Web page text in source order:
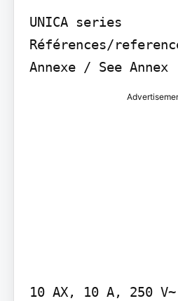
UNICA series
Références/
Annexe / See Annex
10 AX, 10 A, 250